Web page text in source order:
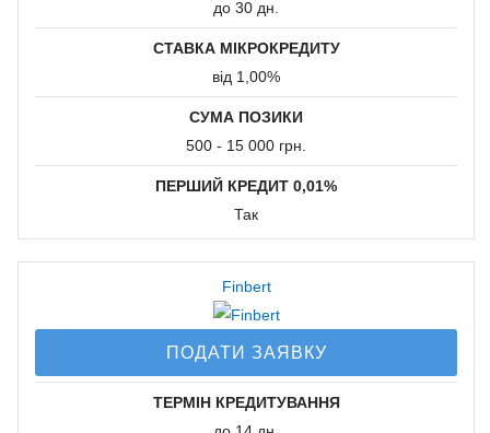
Кредитна історія:
Можна з поганою
кредитною історією
Пролонгація
Можлива прологація
Кому можуть
Безробітним
Офіційно
до 30 дн.
СТАВКА МІКРОКРЕДИТУ
від 1,00%
СУМА ПОЗИКИ
500 - 15 000 грн.
ПЕРШИЙ КРЕДИТ 0,01%
Так
Finbert
ПОДАТИ ЗАЯВКУ
ТЕРМІН КРЕДИТУВАННЯ